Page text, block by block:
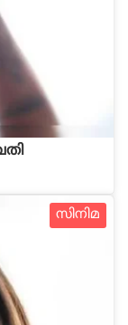
സിനിമ